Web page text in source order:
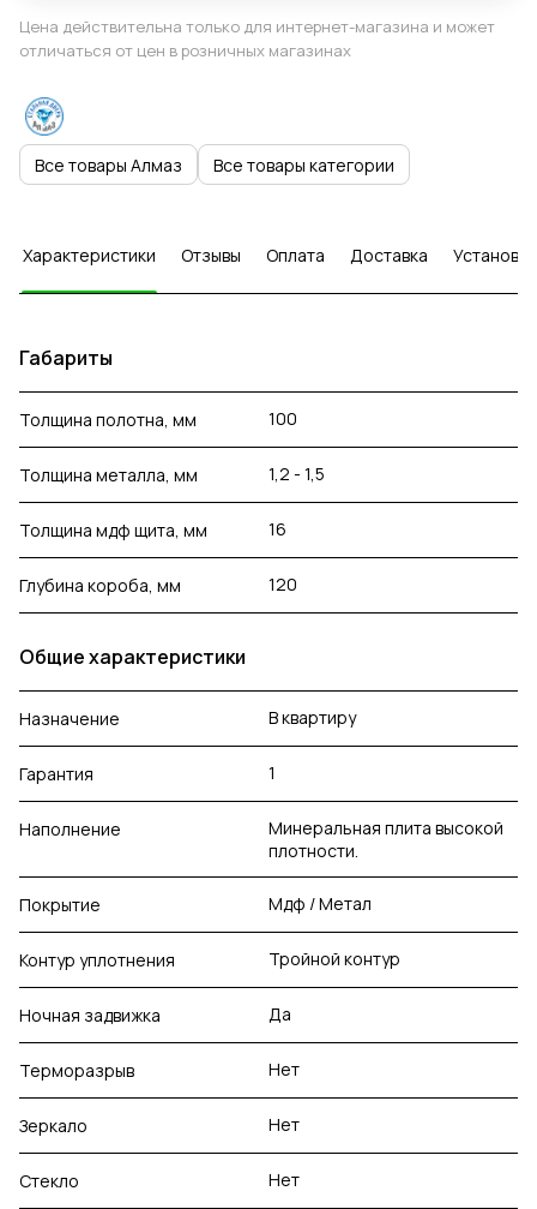
Цена действительна только для интернет-магазина и может
отличаться от цен в розничных магазинах
Все товары Алмаз Все товары категории
Характеристики Отзывы Оплата Доставка Установка
Габариты
Толщина полотна, мм 100
Толщина металла, мм 1,2 - 1,5
Толщина мдф щита, мм 16
Глубина короба, мм 120
Общие характеристики
Назначение В квартиру
Гарантия 1
Наполнение
Минеральная плита высокой
плотности.
Покрытие Мдф / Метал
Контур уплотнения Тройной контур
Ночная задвижка Да
Терморазрыв Нет
Зеркало Нет
Стекло Нет